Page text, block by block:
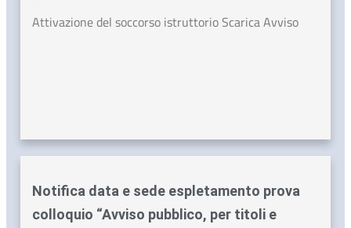
Attivazione del soccorso istruttorio Scarica Avviso
Notifica data e sede espletamento prova
colloquio “Avviso pubblico, per titoli e